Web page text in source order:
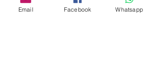
Email Facebook Whatsapp